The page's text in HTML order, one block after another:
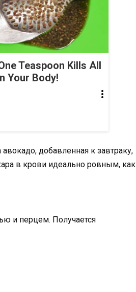
Teaspoon Kills All
Your Body!
добавленная к завтраку,
в крови идеально ровным, как
и перцем. Получается